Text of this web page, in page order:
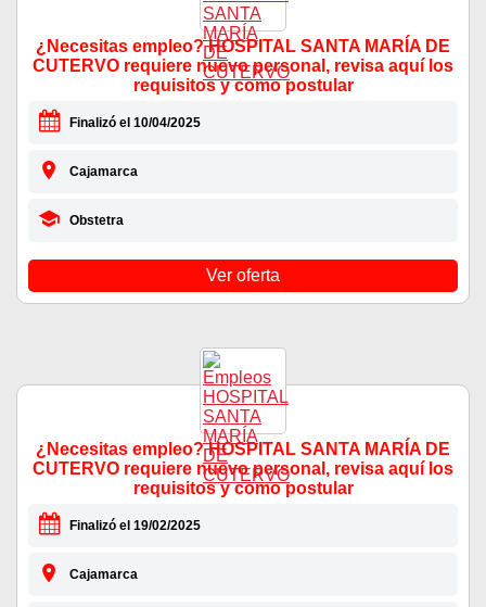
¿Necesitas empleo? HOSPITAL SANTA MARÍA DE
CUTERVO requiere nuevo personal, revisa aquí los
requisitos y como postular
Finalizó el 10/04/2025
Cajamarca
Obstetra
Ver oferta
¿Necesitas empleo? HOSPITAL SANTA MARÍA DE
CUTERVO requiere nuevo personal, revisa aquí los
requisitos y como postular
Finalizó el 19/02/2025
Cajamarca